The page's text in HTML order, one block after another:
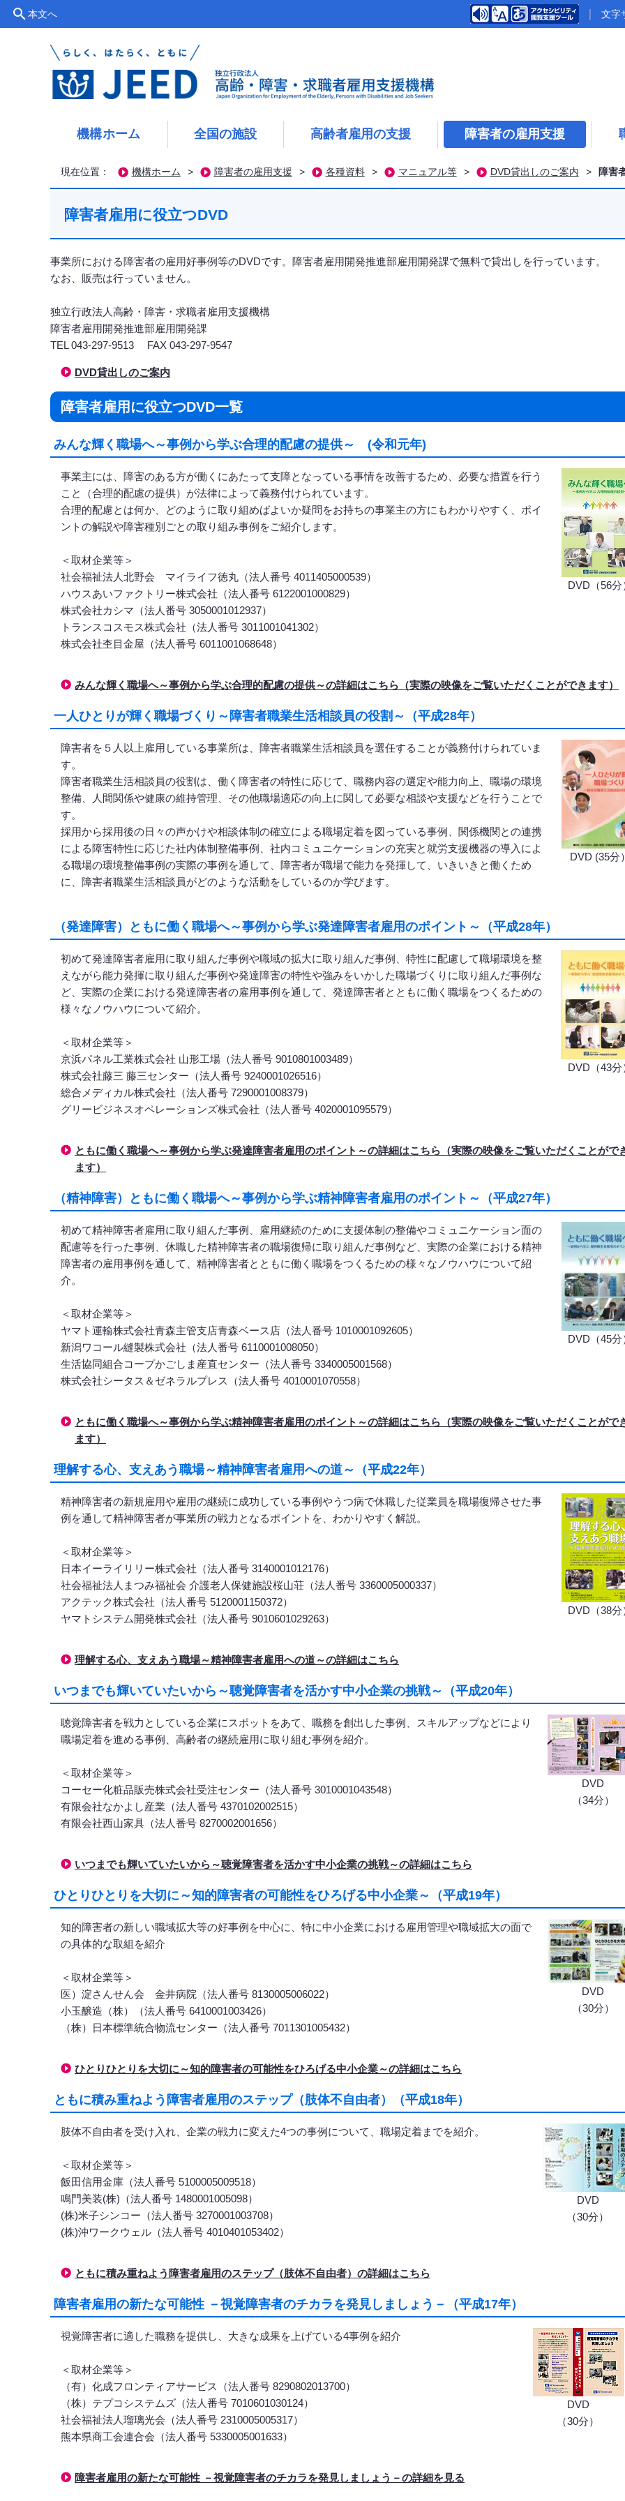
search本文へ 文字
機構ホーム 全国の施設 高齢者雇用の支援 障害者の雇用支援
現在位置： 機構ホーム > 障害者の雇用支援 > 各種資料 > マニュアル等 > DVD貸出しのご案内 > 障害
障害者雇用に役立つDVD
事業所における障害者の雇用好事例等のDVDです。障害者雇用開発推進部雇用開発課で無料で貸出しを行っています。
なお、販売は行っていません。
独立行政法人高齢・障害・求職者雇用支援機構
障害者雇用開発推進部雇用開発課
TEL 043-297-9513 FAX 043-297-9547
DVD貸出しのご案内
障害者雇用に役立つDVD一覧
みんな輝く職場へ～事例から学ぶ合理的配慮の提供～ (令和元年)
事業主には、障害のある方が働くにあたって支障となっている事情を改善するため、必要な措置を行う
こと（合理的配慮の提供）が法律によって義務付けられています。
合理的配慮とは何か、どのように取り組めばよいか疑問をお持ちの事業主の方にもわかりやすく、ポイ
ントの解説や障害種別ごとの取り組み事例をご紹介します。
＜取材企業等＞
社会福祉法人北野会 マイライフ徳丸（法人番号 4011405000539）
ハウスあいファクトリー株式会社（法人番号 6122001000829）
株式会社カシマ（法人番号 3050001012937）
トランスコスモス株式会社（法人番号 3011001041302）
株式会社杢目金屋（法人番号 6011001068648）
DVD（56分
みんな輝く職場へ～事例から学ぶ合理的配慮の提供～の詳細はこちら（実際の映像をご覧いただくことができます）
一人ひとりが輝く職場づくり～障害者職業生活相談員の役割～（平成28年）
障害者を５人以上雇用している事業所は、障害者職業生活相談員を選任することが義務付けられていま
す。
障害者職業生活相談員の役割は、働く障害者の特性に応じて、職務内容の選定や能力向上、職場の環境
整備、人間関係や健康の維持管理、その他職場適応の向上に関して必要な相談や支援などを行うことで
す。
採用から採用後の日々の声かけや相談体制の確立による職場定着を図っている事例、関係機関との連携
による障害特性に応じた社内体制整備事例、社内コミュニケーションの充実と就労支援機器の導入によ
る職場の環境整備事例の実際の事例を通して、障害者が職場で能力を発揮して、いきいきと働くため
に、障害者職業生活相談員がどのような活動をしているのか学びます。
DVD (35分
（発達障害）ともに働く職場へ～事例から学ぶ発達障害者雇用のポイント～（平成28年）
初めて発達障害者雇用に取り組んだ事例や職域の拡大に取り組んだ事例、特性に配慮して職場環境を整
えながら能力発揮に取り組んだ事例や発達障害の特性や強みをいかした職場づくりに取り組んだ事例な
ど、実際の企業における発達障害者の雇用事例を通して、発達障害者とともに働く職場をつくるための
様々なノウハウについて紹介。
＜取材企業等＞
京浜パネル工業株式会社 山形工場（法人番号 9010801003489）
株式会社藤三 藤三センター（法人番号 9240001026516）
総合メディカル株式会社（法人番号 7290001008379）
グリービジネスオペレーションズ株式会社（法人番号 4020001095579）
DVD（43分
ともに働く職場へ～事例から学ぶ発達障害者雇用のポイント～の詳細はこちら（実際の映像をご覧いただくことがで
ます）
（精神障害）ともに働く職場へ～事例から学ぶ精神障害者雇用のポイント～（平成27年）
初めて精神障害者雇用に取り組んだ事例、雇用継続のために支援体制の整備やコミュニケーション面の
配慮等を行った事例、休職した精神障害者の職場復帰に取り組んだ事例など、実際の企業における精神
障害者の雇用事例を通して、精神障害者とともに働く職場をつくるための様々なノウハウについて紹
介。
＜取材企業等＞
ヤマト運輸株式会社青森主管支店青森ベース店（法人番号 1010001092605）
新潟ワコール縫製株式会社（法人番号 6110001008050）
生活協同組合コープかごしま産直センター（法人番号 3340005001568）
株式会社シータス＆ゼネラルプレス（法人番号 4010001070558）
DVD（45分
ともに働く職場へ～事例から学ぶ精神障害者雇用のポイント～の詳細はこちら（実際の映像をご覧いただくことがで
ます）
理解する心、支えあう職場～精神障害者雇用への道～（平成22年）
精神障害者の新規雇用や雇用の継続に成功している事例やうつ病で休職した従業員を職場復帰させた事
例を通して精神障害者が事業所の戦力となるポイントを、わかりやすく解説。
＜取材企業等＞
日本イーライリリー株式会社（法人番号 3140001012176）
社会福祉法人まつみ福祉会 介護老人保健施設桜山荘（法人番号 3360005000337）
アクテック株式会社（法人番号 5120001150372）
ヤマトシステム開発株式会社（法人番号 9010601029263）
DVD（38分
理解する心、支えあう職場～精神障害者雇用への道～の詳細はこちら
いつまでも輝いていたいから～聴覚障害者を活かす中小企業の挑戦～（平成20年）
聴覚障害者を戦力としている企業にスポットをあて、職務を創出した事例、スキルアップなどにより
職場定着を進める事例、高齢者の継続雇用に取り組む事例を紹介。
＜取材企業等＞
コーセー化粧品販売株式会社受注センター（法人番号 3010001043548）
有限会社なかよし産業（法人番号 4370102002515）
有限会社西山家具（法人番号 8270002001656）
DVD
（34分）
いつまでも輝いていたいから～聴覚障害者を活かす中小企業の挑戦～の詳細はこちら
ひとりひとりを大切に～知的障害者の可能性をひろげる中小企業～（平成19年）
知的障害者の新しい職域拡大等の好事例を中心に、特に中小企業における雇用管理や職域拡大の面で
の具体的な取組を紹介
＜取材企業等＞
医）淀さんせん会 金井病院（法人番号 8130005006022）
小玉醸造（株）（法人番号 6410001003426）
（株）日本標準統合物流センター（法人番号 7011301005432）
DVD
（30分）
ひとりひとりを大切に～知的障害者の可能性をひろげる中小企業～の詳細はこちら
ともに積み重ねよう障害者雇用のステップ（肢体不自由者）（平成18年）
肢体不自由者を受け入れ、企業の戦力に変えた4つの事例について、職場定着までを紹介。
＜取材企業等＞
飯田信用金庫（法人番号 5100005009518）
鳴門美装(株)（法人番号 1480001005098）
(株)米子シンコー（法人番号 3270001003708）
(株)沖ワークウェル（法人番号 4010401053402）
DVD
（30分）
ともに積み重ねよう障害者雇用のステップ（肢体不自由者）の詳細はこちら
障害者雇用の新たな可能性 －視覚障害者のチカラを発見しましょう－（平成17年）
視覚障害者に適した職務を提供し、大きな成果を上げている4事例を紹介
＜取材企業等＞
（有）化成フロンティアサービス（法人番号 8290802013700）
（株）テプコシステムズ（法人番号 7010601030124）
社会福祉法人瑠璃光会（法人番号 2310005005317）
熊本県商工会連合会（法人番号 5330005001633）
DVD
（30分）
障害者雇用の新たな可能性 －視覚障害者のチカラを発見しましょう－の詳細を見る